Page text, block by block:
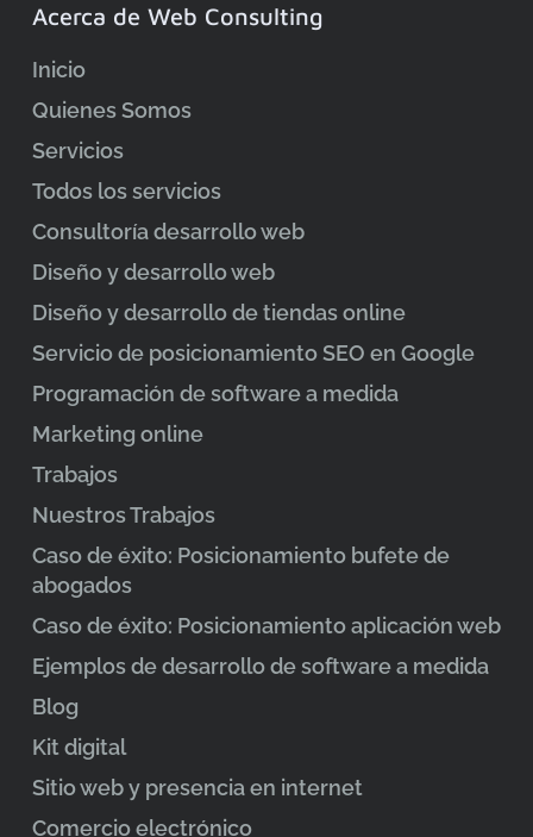
Acerca de Web Consulting
Inicio
Quienes Somos
Servicios
Todos los servicios
Consultoría desarrollo web
Diseño y desarrollo web
Diseño y desarrollo de tiendas online
Servicio de posicionamiento SEO en Google
Programación de software a medida
Marketing online
Trabajos
Nuestros Trabajos
Caso de éxito: Posicionamiento bufete de
abogados
Caso de éxito: Posicionamiento aplicación web
Ejemplos de desarrollo de software a medida
Blog
Kit digital
Sitio web y presencia en internet
Comercio electrónico